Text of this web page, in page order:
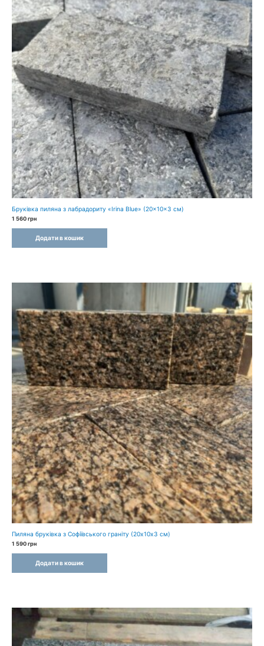
Бруківка пиляна з лабрадориту «Irina Blue» (20×10×3 см)
1 560грн
Додати в кошик
Пиляна бруківка з Софіївського граніту (20х10х3 см)
1 590грн
Додати в кошик